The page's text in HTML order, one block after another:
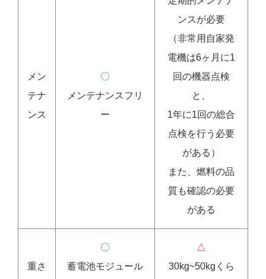
メン
テナ
ンス
〇
メンテナンスフリ
ー
ンスが必要
（非常用自家発
電機は6ヶ月に1
回の機器点検
と、
1年に1回の総合
点検を行う必要
がある）
また、燃料の品
質も確認の必要
がある
重さ
〇
蓄電池モジュール
△
30kg~50kgくら